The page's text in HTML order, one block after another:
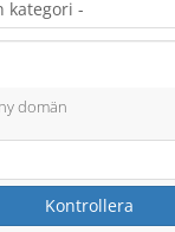
domän
Kontrollera